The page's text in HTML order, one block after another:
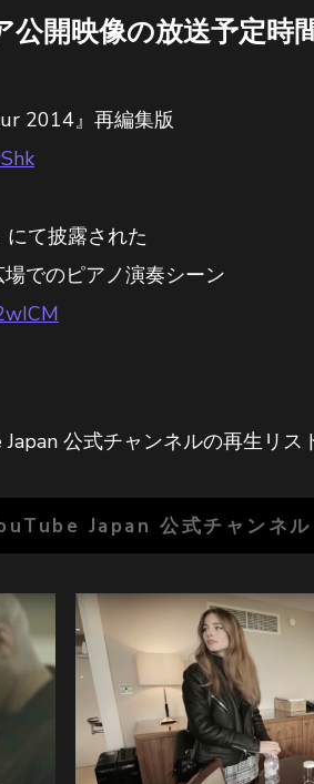
開映像の放送予定時
2014』再編集版
にて披露された
でのピアノ演奏シーン
公式チャンネルの再生リス
Japan 公式チャンネル